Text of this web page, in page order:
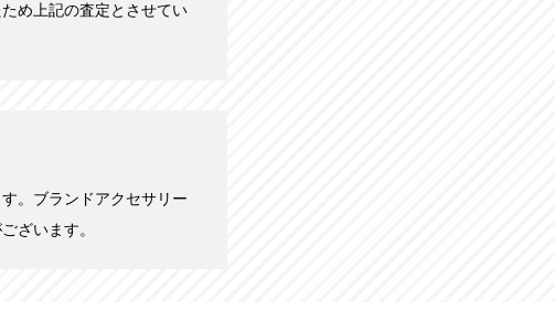
め上記の査定とさせてい
。ブランドアクセサリー
ざいます。